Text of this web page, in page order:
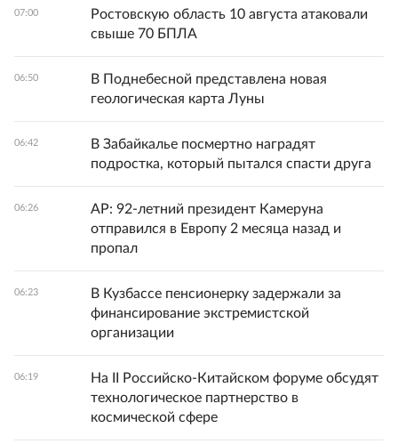
07:00
Ростовскую область 10 августа атаковали
свыше 70 БПЛА
06:50
В Поднебесной представлена новая
геологическая карта Луны
06:42
В Забайкалье посмертно наградят
подростка, который пытался спасти друга
06:26
AP: 92-летний президент Камеруна
отправился в Европу 2 месяца назад и
пропал
06:23
В Кузбассе пенсионерку задержали за
финансирование экстремистской
организации
06:19
На II Российско-Китайском форуме обсудят
технологическое партнерство в
космической сфере